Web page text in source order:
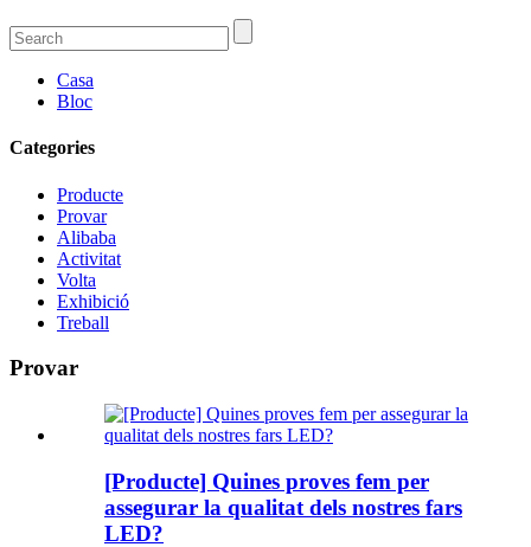
Casa
Bloc
Categories
Producte
Provar
Alibaba
Activitat
Volta
Exhibició
Treball
Provar
[Producte] Quines proves fem per
assegurar la qualitat dels nostres fars
LED?